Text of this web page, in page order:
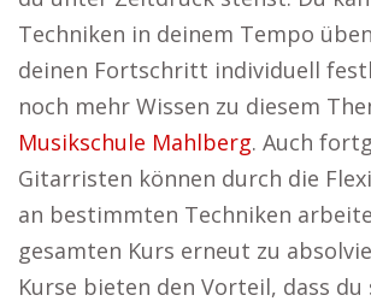
Techniken in deinem Tempo
deinen Fortschritt individuell
noch mehr Wissen zu diesem
Musikschule Mahlberg. Auch
Gitarristen können durch die
an bestimmten Techniken
gesamten Kurs erneut zu
Kurse bieten den Vorteil, dass